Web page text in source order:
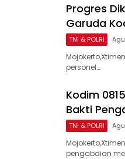
Progres
Garuda
TNI & POLRI
personel…
Kodim
Bakti
TNI & POLRI
pengabdian